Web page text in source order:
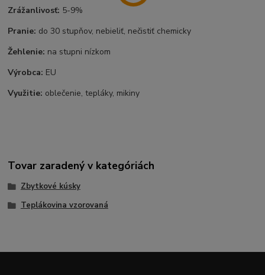
Zrážanlivosť: 5-9%
Pranie: do 30 stupňov, nebieliť, nečistiť chemicky
Žehlenie: na stupni nízkom
Výrobca: EU
Využitie: oblečenie, tepláky, mikiny
Tovar zaradený v kategóriách
Zbytkové kúsky
Teplákovina vzorovaná